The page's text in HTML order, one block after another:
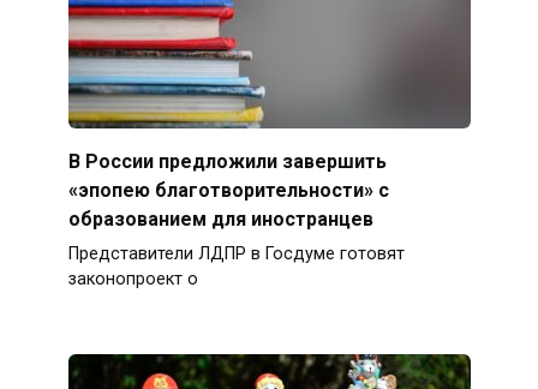
В России предложили завершить
«эпопею благотворительности» с
образованием для иностранцев
Представители ЛДПР в Госдуме готовят
законопроект о